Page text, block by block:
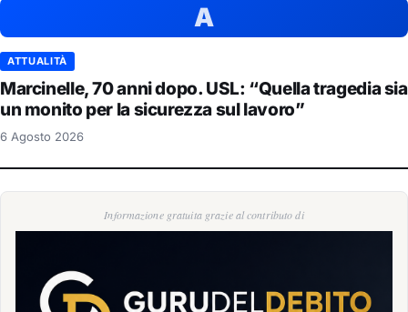
A
ATTUALITÀ
Marcinelle, 70 anni dopo. USL: “Quella tragedia sia
un monito per la sicurezza sul lavoro”
6 Agosto 2026
Informazione gratuita grazie al contributo di